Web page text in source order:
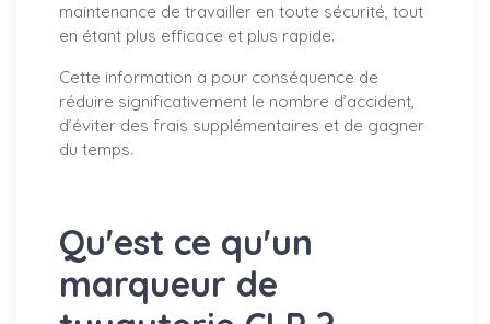
maintenance de travailler en toute sécurité, tout
en étant plus efficace et plus rapide.
Cette information a pour conséquence de
réduire significativement le nombre d’accident,
d’éviter des frais supplémentaires et de gagner
du temps.
Qu'est ce qu'un
marqueur de